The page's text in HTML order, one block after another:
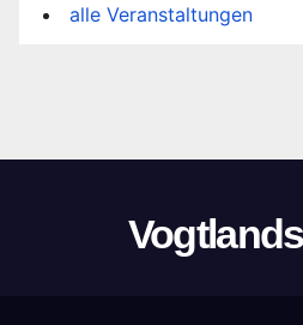
alle Veranstaltungen